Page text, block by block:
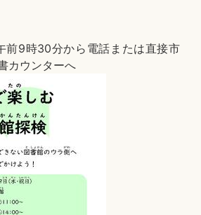
前9時30分から電話または直接市
カウンターへ